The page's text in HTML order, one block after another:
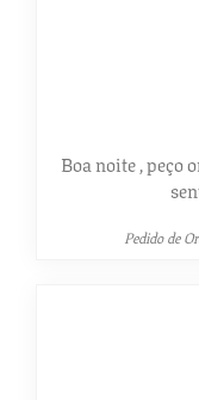
Boa noite , peço
Pedido de